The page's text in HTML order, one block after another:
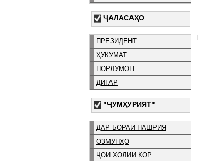
ҶАЛАСАҲО
ПРЕЗИДЕНТ
ҲУКУМАТ
ПОРЛУМОН
ДИГАР
"ҶУМҲУРИЯТ"
ДАР БОРАИ НАШРИЯ
ОЗМУНҲО
ҶОИ ХОЛИИ КОР